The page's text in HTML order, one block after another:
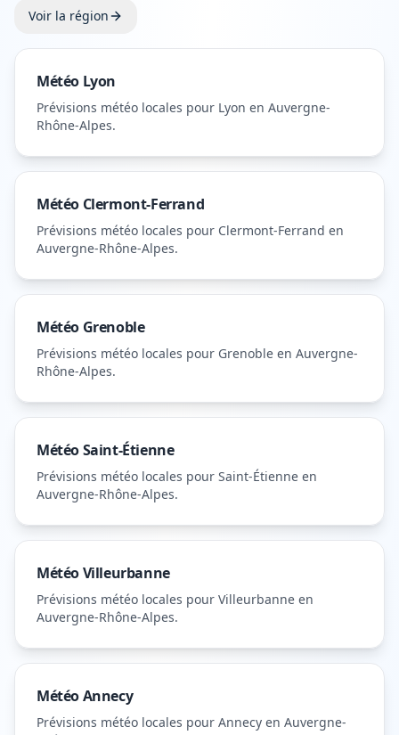
Voir la région
Météo Lyon
Prévisions météo locales pour Lyon en Auvergne-
Rhône-Alpes.
Météo Clermont-Ferrand
Prévisions météo locales pour Clermont-Ferrand en
Auvergne-Rhône-Alpes.
Météo Grenoble
Prévisions météo locales pour Grenoble en Auvergne-
Rhône-Alpes.
MétéoSaint-Étienne
Prévisions météo locales pour Saint-Étienne en
Auvergne-Rhône-Alpes.
MétéoVilleurbanne
Prévisions météo locales pour Villeurbanne en
Auvergne-Rhône-Alpes.
MétéoAnnecy
Prévisions météo locales pour Annecy en Auvergne-